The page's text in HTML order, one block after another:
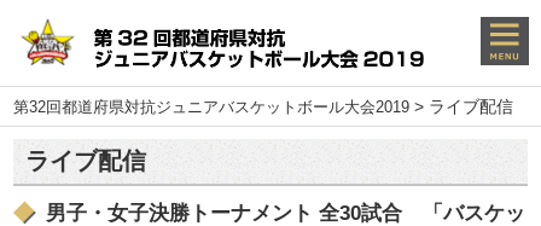
第32回都道府県対抗ジュニアバスケットボール大会2019 > ライブ配信
ライブ配信
男子・女子決勝トーナメント 全30試合 「バスケッ